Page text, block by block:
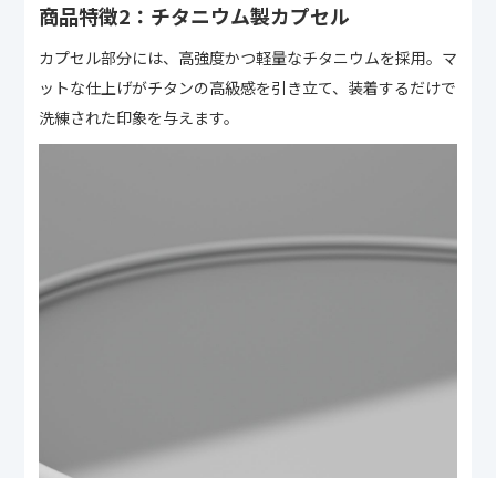
商品特徴2： チタニウム製カプセル
カプセル部分には、高強度かつ軽量なチタニウムを採用。マ
ットな仕上げがチタンの高級感を引き立て、装着するだけで
洗練された印象を与えます。